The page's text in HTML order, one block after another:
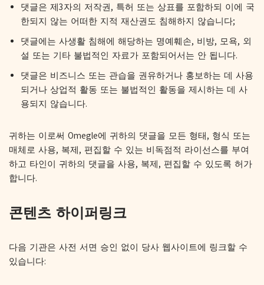
댓글은 제3자의 저작권, 특허 또는 상표를 포함하되 이에 국
한되지 않는 어떠한 지적 재산권도 침해하지 않습니다;
댓글에는 사생활 침해에 해당하는 명예훼손, 비방, 모욕, 외
설 또는 기타 불법적인 자료가 포함되어서는 안 됩니다.
댓글은 비즈니스 또는 관습을 권유하거나 홍보하는 데 사용
되거나 상업적 활동 또는 불법적인 활동을 제시하는 데 사
용되지 않습니다.
귀하는 이로써 Omegle에 귀하의 댓글을 모든 형태, 형식 또는
매체로 사용, 복제, 편집할 수 있는 비독점적 라이선스를 부여
하고 타인이 귀하의 댓글을 사용, 복제, 편집할 수 있도록 허가
합니다.
콘텐츠 하이퍼링크
다음 기관은 사전 서면 승인 없이 당사 웹사이트에 링크할 수
있습니다: